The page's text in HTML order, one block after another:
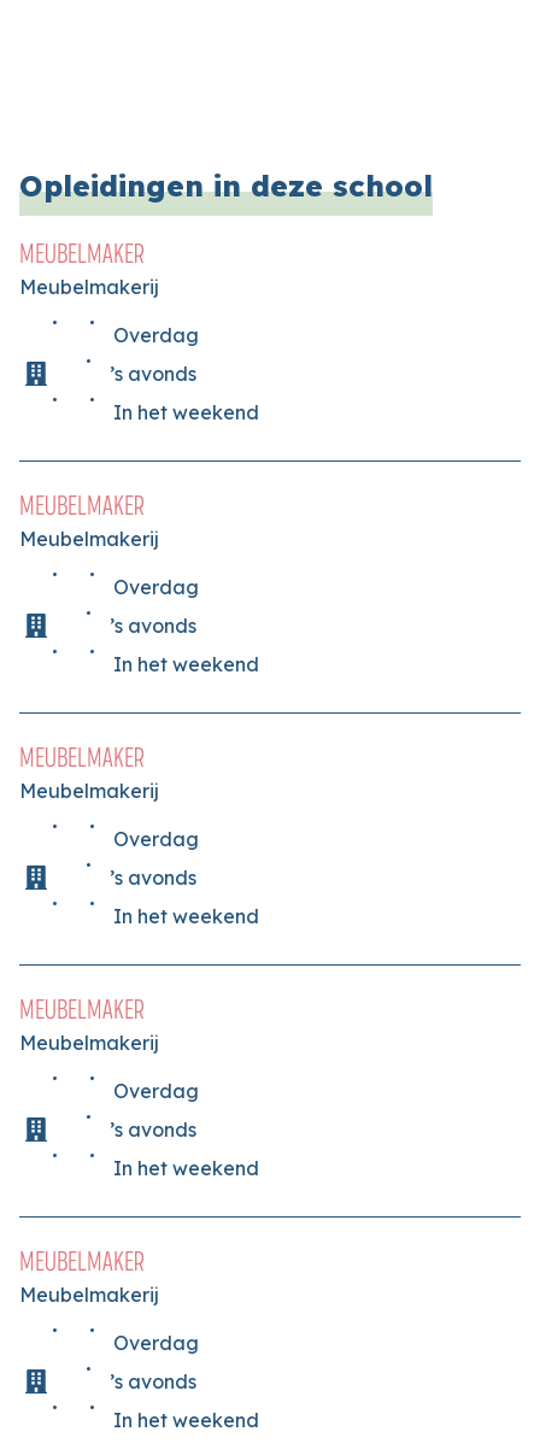
Opleidingen in deze school
MEUBELMAKER
Meubelmakerij
Overdag
’s avonds
In het weekend
MEUBELMAKER
Meubelmakerij
Overdag
’s avonds
In het weekend
MEUBELMAKER
Meubelmakerij
Overdag
’s avonds
In het weekend
MEUBELMAKER
Meubelmakerij
Overdag
’s avonds
In het weekend
MEUBELMAKER
Meubelmakerij
Overdag
’s avonds
In het weekend